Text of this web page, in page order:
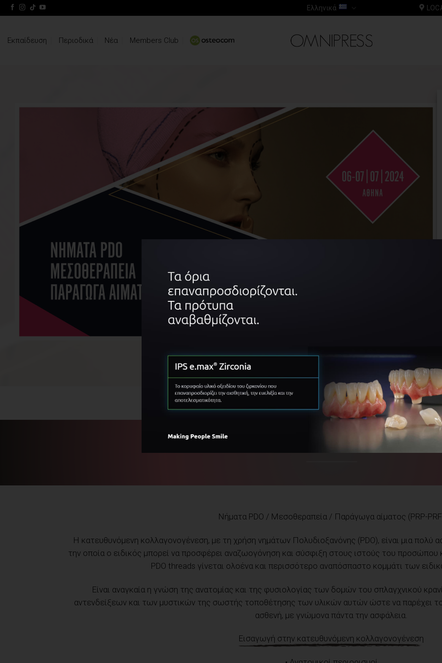
Skip
Ελληνικά
Εκπαίδευση Περιοδικά Νέα Members Club
ΠΡΌΓΡΑΜΜΑ
Νήματα PDO / Μεσοθεραπεία / Παράγωγα αίματος (PRP-
Η κατευθυνόμενη κολλαγονογένεση, με τη χρήση νημάτων Πολυδιοξανόνης (PDO), είναι μια πολύ
την οποία ο ειδικός μπορεί να προσφέρει αναζωογόνηση και σύσφιξη στους ιστούς του
PDO threads γίνεται ολοένα και περισσότερο αναπόσπαστο κομμάτι των
Είναι αναγκαία η γνώση της ανατομίας και της φυσιολογίας των δομών του σπλαγχνικού
αντενδείξεων και των μυστικών της σωστής τοποθέτησης των υλικών αυτών ώστε να παρέχει
ασθενή, με γνώμονα πάντα την ασφάλεια.
Εισαγωγή στην κατευθυνόμενη κολλαγονογένεση